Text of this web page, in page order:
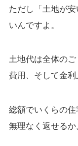
ただし「土地が
いんですよ。
土地代は全体の
費用、そして金利
総額でいくらの
無理なく返せるか